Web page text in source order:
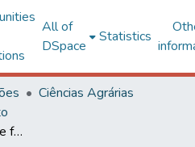
All of
DSpace
Statistics
Ciências Agrárias
Potencial de linhagens de feijão preto oriundas da população "Ouro Negro&#8223; x "Meia Noite&#8223;